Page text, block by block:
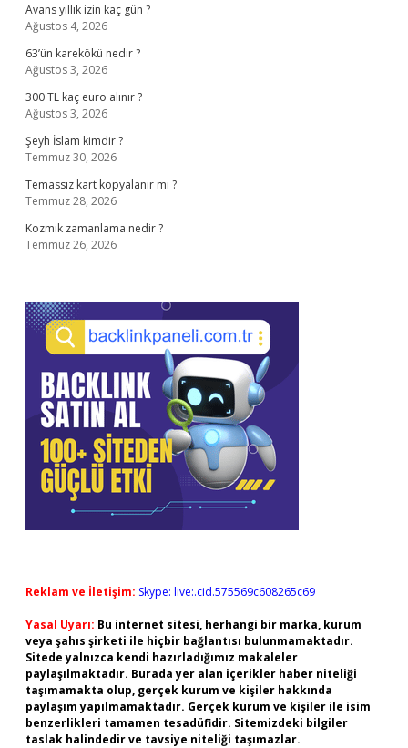
Avans yıllık izin kaç gün ?
Ağustos 4, 2026
63’ün karekökü nedir ?
Ağustos 3, 2026
300 TL kaç euro alınır ?
Ağustos 3, 2026
Şeyh İslam kimdir ?
Temmuz 30, 2026
Temassız kart kopyalanır mı ?
Temmuz 28, 2026
Kozmik zamanlama nedir ?
Temmuz 26, 2026
Reklam ve İletişim: Skype: live:.cid.575569c608265c69
Yasal Uyarı: Bu internet sitesi, herhangi bir marka, kurum
veya şahıs şirketi ile hiçbir bağlantısı bulunmamaktadır.
Sitede yalnızca kendi hazırladığımız makaleler
paylaşılmaktadır. Burada yer alan içerikler haber niteliği
taşımamakta olup, gerçek kurum ve kişiler hakkında
paylaşım yapılmamaktadır. Gerçek kurum ve kişiler ile isim
benzerlikleri tamamen tesadüfidir. Sitemizdeki bilgiler
taslak halindedir ve tavsiye niteliği taşımazlar.